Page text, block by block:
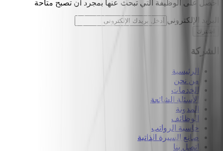
احصل على الوظيفة التي تبحث عنها بمجرد أن تصبح متاحة
البريد الإلكتروني
اشترك
الشركة
الرئيسية
من نحن
الخدمات
الأسئلة الشائعة
المدونة
الوظائف
حاسبة الرواتب
صانع السيرة الذاتية
اتصل بنا